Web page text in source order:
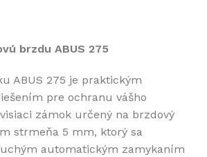
brzdu ABUS 275
ABUS 275 je praktickým
pre ochranu vášho
zámok určený na brzdový
strmeňa 5 mm, ktorý sa
automatickým zamykaním